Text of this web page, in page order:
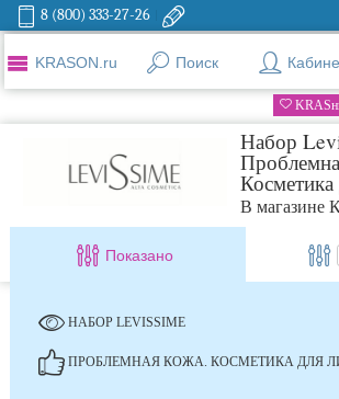
8 (800) 333-27-26
KRASON.ru Поиск
Набор
В магазине
Показано
НАБОР LEVISSIME
ПРОБЛЕМНАЯ КОЖА. КОСМЕТИКА ДЛЯ